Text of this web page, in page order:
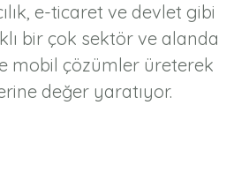
e-ticaret ve devlet gibi
bir çok sektör ve alanda
mobil çözümler üreterek
değer yaratıyor.